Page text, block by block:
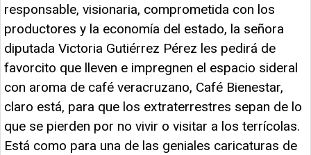
responsable, visionaria, comprometida con los
productores y la economía del estado, la señora
diputada Victoria Gutiérrez Pérez les pedirá de
favorcito que lleven e impregnen el espacio sideral
con aroma de café veracruzano, Café Bienestar,
claro está, para que los extraterrestres sepan de lo
que se pierden por no vivir o visitar a los terrícolas.
Está como para una de las geniales caricaturas de